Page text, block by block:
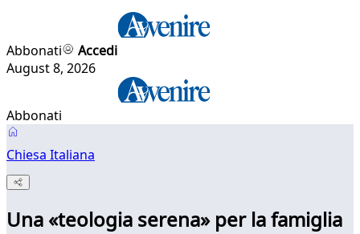
Abbonati
Accedi
August 8, 2026
Abbonati
Chiesa Italiana
Una «teologia serena» per la famiglia